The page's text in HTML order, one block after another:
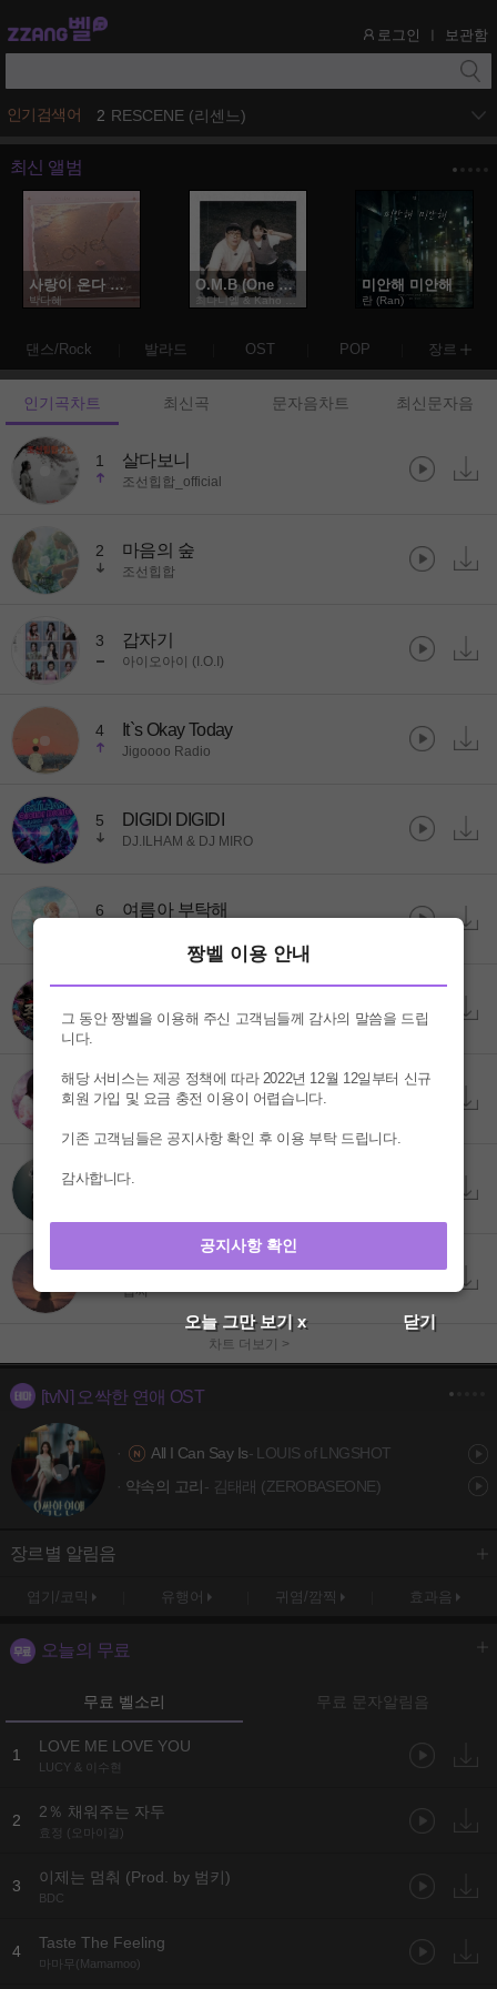
로그인 보관함
짱벨 이용 안내
그 동안 짱벨을 이용해 주신 고객님들께 감사의 말씀을 드립
니다.
해당 서비스는 제공 정책에 따라 2022년 12월 12일부터 신규
회원 가입 및 요금 충전 이용이 어렵습니다.
기존 고객님들은 공지사항 확인 후 이용 부탁 드립니다.
감사합니다.
공지사항 확인
오늘 그만 보기 x 닫기
인기검색어
2 RESCENE (리센느)
최신 앨범
사랑이 온다 OST Part.5
박다혜
O.M.B (One More Bite)
최다니엘 & Kaho Takada
미안해 미안해
란 (Ran)
댄스/Rock 발라드 OST POP 장르
인기곡차트 최신곡 문자음차트 최신문자음
1 살다보니
조선힙합_official
2 마음의 숲
조선힙합
3 갑자기
아이오아이 (I.O.I)
4 It`s Okay Today
Jigoooo Radio
5 DIGIDI DIGIDI
DJ.ILHAM & DJ MIRO
6 여름아 부탁해
조선힙합
8 니가 좋아
9 미련이 춤을 춰
10 잘했고, 잘하고 있고, 잘할 거야
뱁찌
차트 더보기 >
[tvN] 오싹한 연애 OST
· All I Can Say Is- LOUIS of LNGSHOT
· 약속의 고리 - 김태래 (ZEROBASEONE)
장르별 알림음
엽기/코믹 유행어 귀염/깜찍 효과음
오늘의 무료
무료 벨소리 무료 문자알림음
1 LOVE ME LOVE YOU
LUCY & 이수현
2 2％ 채워주는 자두
효정 (오마이걸)
3 이제는 멈춰 (Prod. by 범키)
BDC
4 Taste The Feeling
마마무(Mamamoo)